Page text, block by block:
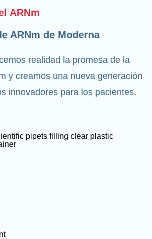
ARNm
ARNm de Moderna
realidad la promesa de la
y creamos una nueva generación
innovadores para los pacientes.